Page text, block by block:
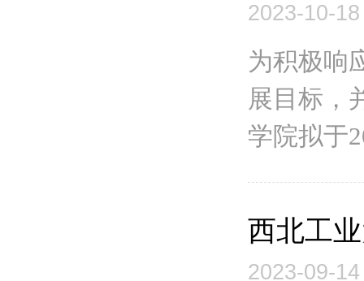
2023-10-18
为积极响
展目标，
学院拟于
西北工
2023-09-14